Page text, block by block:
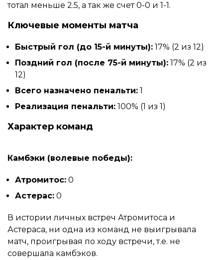
тотал меньше 2.5, а так же счет 0-0 и 1-1.
Ключевые моменты матча
Быстрый гол (до 15-й минуты): 17% (2 из 12)
Поздний гол (после 75-й минуты): 17% (2 из
12)
Всего назначено пенальти: 1
Реализация пенальти: 100% (1 из 1)
Характер команд
Камбэки (волевые победы):
Атромитос: 0
Астерас: 0
В истории личных встреч Атромитоса и
Астераса, ни одна из команд не выигрывала
матч, проигрывая по ходу встречи, т.е. не
совершала камбэков.